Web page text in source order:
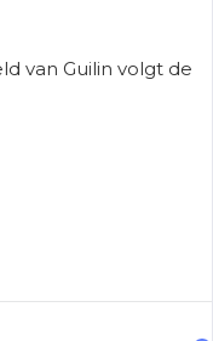
van Guilin volgt de